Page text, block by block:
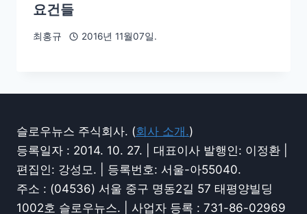
요건들
최홍규 2016년 11월07일.
슬로우뉴스 주식회사. (회사 소개.)
등록일자 : 2014. 10. 27. | 대표이사 발행인: 이정환 |
편집인: 강성모. | 등록번호: 서울-아55040.
주소 : (04536) 서울 중구 명동2길 57 태평양빌딩
1002호 슬로우뉴스. | 사업자 등록 : 731-86-02969